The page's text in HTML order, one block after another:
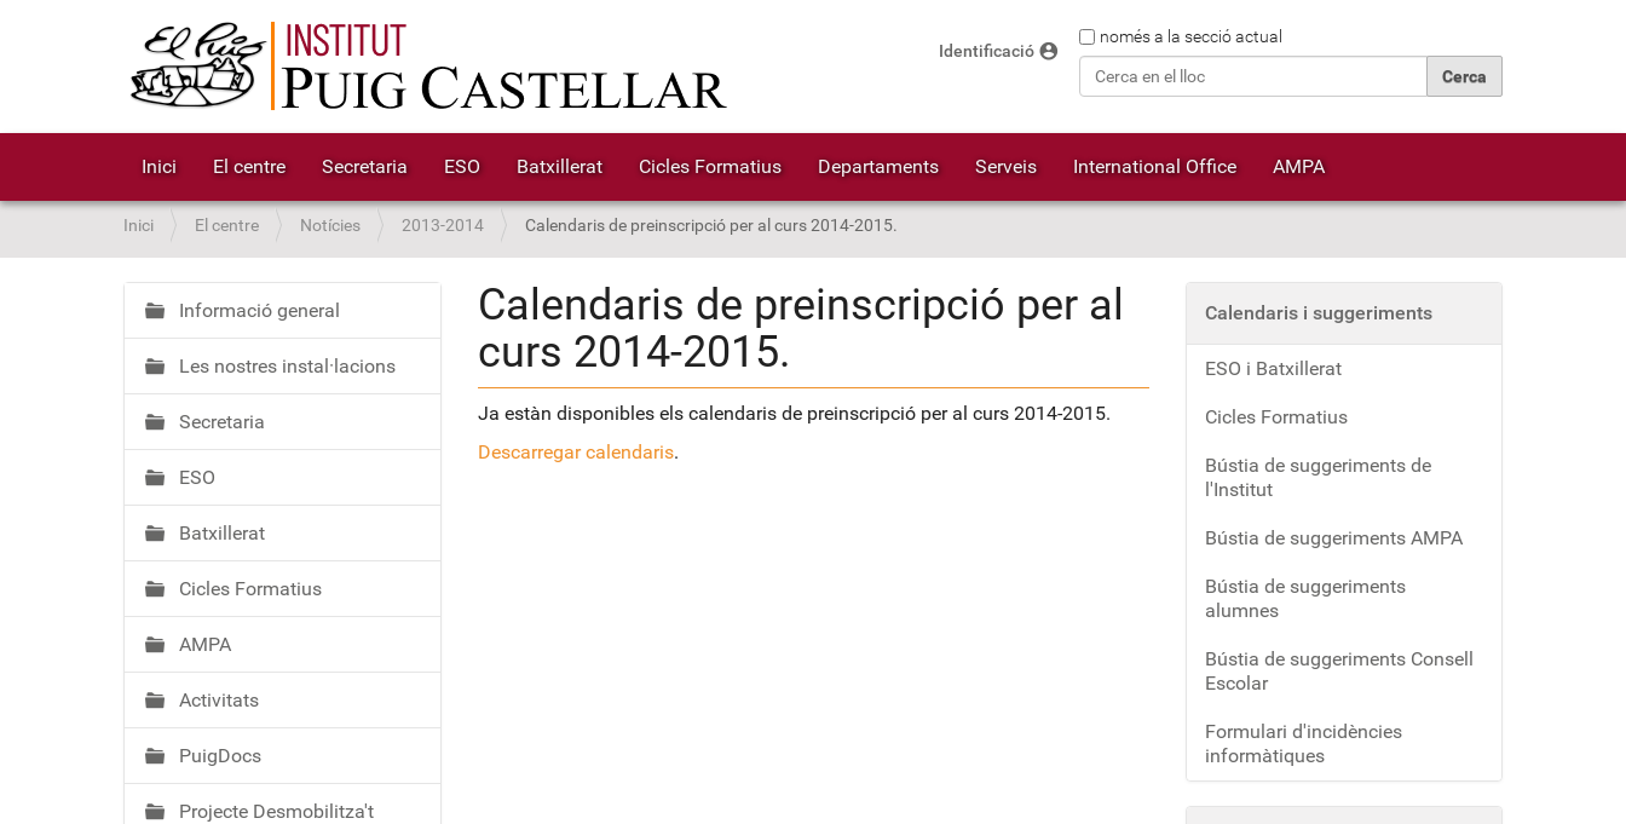
Cercanomés a la secció actual
Identificació account_circle
Inici El centre Secretaria ESO Batxillerat Cicles Formatius Departaments Serveis International Office AMPA
S
o
u
:
Inici El centre Notícies 2013-2014 Calendaris de preinscripció per al curs 2014-2015.
Calendaris de preinscripció per al
curs 2014-2015.
Ja estàn disponibles els calendaris de preinscripció per al curs 2014-2015.
Descarregar calendaris.
N
a
v
e
g
a
c
ó
Informació general
Les nostres instal·lacions
Secretaria
ESO
Batxillerat
Cicles Formatius
AMPA
Activitats
PuigDocs
Projecte Desmobilitza't
Calendaris i suggeriments
ESO i Batxillerat
Cicles Formatius
Bústia de suggeriments de
l'Institut
Bústia de suggeriments AMPA
Bústia de suggeriments
alumnes
Bústia de suggeriments Consell
Escolar
Formulari d'incidències
informàtiques